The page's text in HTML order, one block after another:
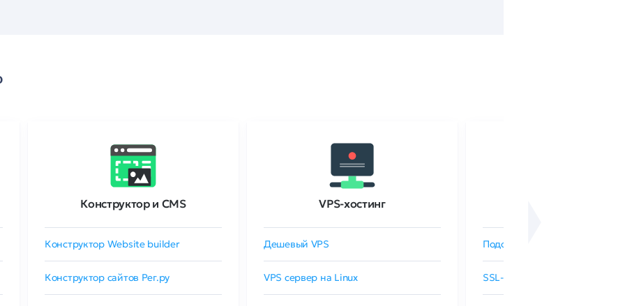
Конструктор и CMS
Конструктор Website builder
Конструктор сайтов Рег.ру
VPS-хостинг
Дешевый VPS
VPS сервер на Linux
Подобрать SSL-сертификат
SSL-сертификаты GlobalSign